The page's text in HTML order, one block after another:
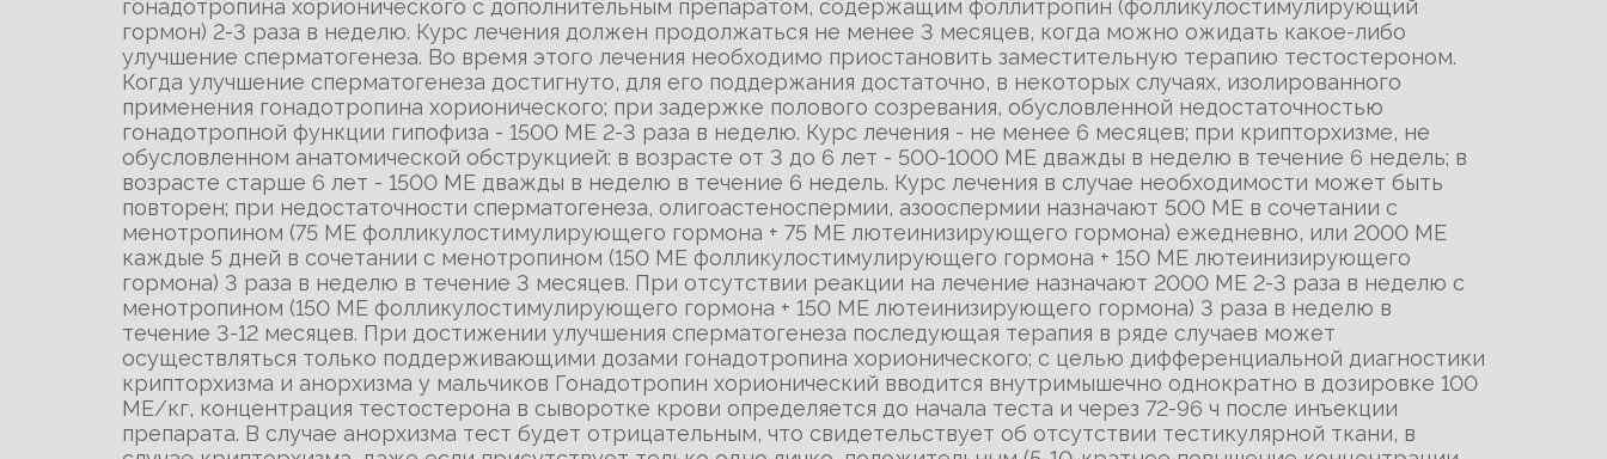
гонадотропина хорионического с дополнительным препаратом, содержащим фоллитропин (фолликулостимулирующий
гормон) 2-3 раза в неделю. Курс лечения должен продолжаться не менее 3 месяцев, когда можно ожидать какое-либо
улучшение сперматогенеза. Во время этого лечения необходимо приостановить заместительную терапию тестостероном.
Когда улучшение сперматогенеза достигнуто, для его поддержания достаточно, в некоторых случаях, изолированного
применения гонадотропина хорионического; при задержке полового созревания, обусловленной недостаточностью
гонадотропной функции гипофиза - 1500 МE 2-3 раза в неделю. Курс лечения - не менее 6 месяцев; при крипторхизме, не
обусловленном анатомической обструкцией: в возрасте от 3 до 6 лет - 500-1000 МE дважды в неделю в течение 6 недель; в
возрасте старше 6 лет - 1500 МE дважды в неделю в течение 6 недель. Курс лечения в случае необходимости может быть
повторен; при недостаточности сперматогенеза, олигоастеноспермии, азооспермии назначают 500 МE в сочетании с
менотропином (75 МЕ фолликулостимулирующего гормона + 75 МЕ лютеинизирующего гормона) ежедневно, или 2000 МE
каждые 5 дней в сочетании с менотропином (150 МЕ фолликулостимулирующего гормона + 150 МЕ лютеинизирующего
гормона) 3 раза в неделю в течение 3 месяцев. При отсутствии реакции на лечение назначают 2000 МE 2-3 раза в неделю с
менотропином (150 МЕ фолликулостимулирующего гормона + 150 МЕ лютеинизирующего гормона) 3 раза в неделю в
течение 3-12 месяцев. При достижении улучшения сперматогенеза последующая терапия в ряде случаев может
осуществляться только поддерживающими дозами гонадотропина хорионического; с целью дифференциальной диагностики
крипторхизма и анорхизма у мальчиков Гонадотропин хорионический вводится внутримышечно однократно в дозировке 100
МЕ/кг, концентрация тестостерона в сыворотке крови определяется до начала теста и через 72-96 ч после инъекции
препарата. В случае анорхизма тест будет отрицательным, что свидетельствует об отсутствии тестикулярной ткани, в